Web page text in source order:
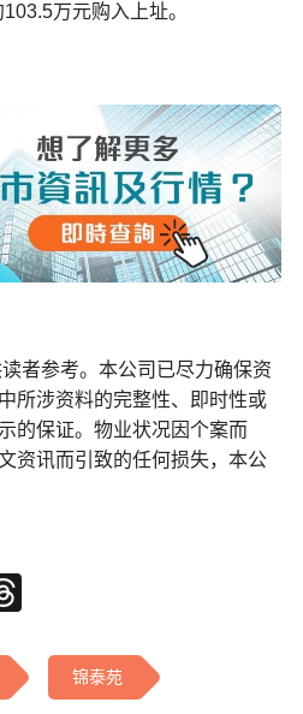
万元购入上址。
者参考。本公司已尽力确保资
所涉资料的完整性、即时性或
的保证。物业状况因个案而
资讯而引致的任何损失，本公
锦泰苑